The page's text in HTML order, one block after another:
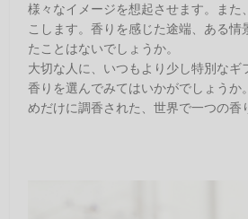
様々なイメージを想起させます。また
こします。香りを感じた途端、ある情
たことはないでしょうか。
大切な人に、いつもより少し特別なギ
香りを選んでみてはいかがでしょうか
めだけに調香された、世界で一つの香